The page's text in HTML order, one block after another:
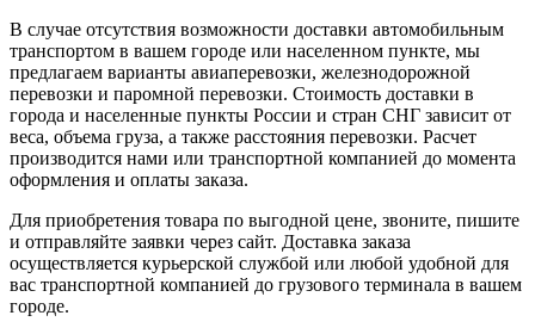
В случае отсутствия возможности доставки автомобильным
транспортом в вашем городе или населенном пункте, мы
предлагаем варианты авиаперевозки, железнодорожной
перевозки и паромной перевозки. Стоимость доставки в
города и населенные пункты России и стран СНГ зависит от
веса, объема груза, а также расстояния перевозки. Расчет
производится нами или транспортной компанией до момента
оформления и оплаты заказа.
Для приобретения товара по выгодной цене, звоните, пишите
и отправляйте заявки через сайт. Доставка заказа
осуществляется курьерской службой или любой удобной для
вас транспортной компанией до грузового терминала в вашем
городе.